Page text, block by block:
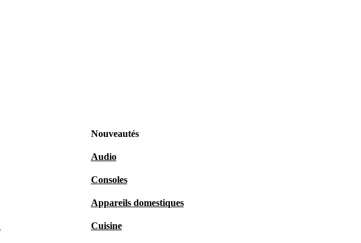
Nouveautés
Audio
Consoles
Appareils domestiques
Cuisine